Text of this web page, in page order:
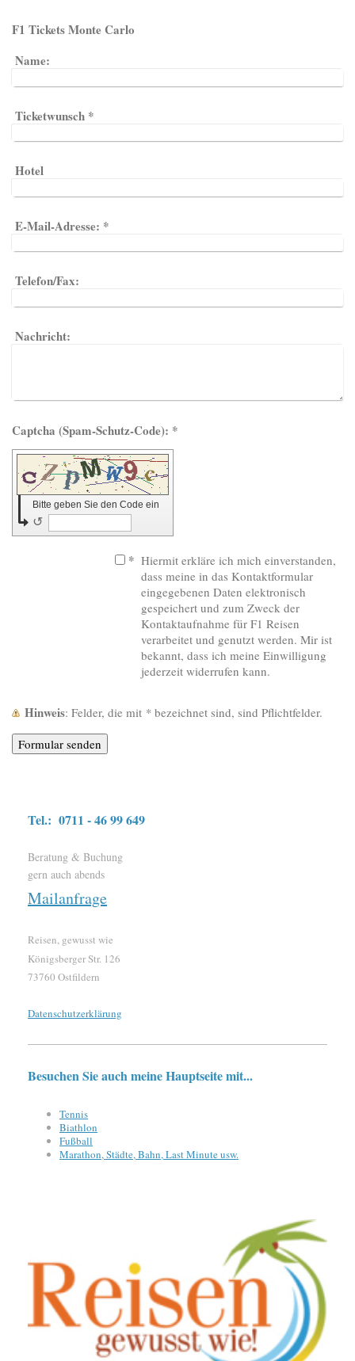
F1 Tickets Monte Carlo
Name:
Ticketwunsch *
Hotel
E-Mail-Adresse: *
Telefon/Fax:
Nachricht:
Captcha (Spam-Schutz-Code): *
Bitte geben Sie den Code ein
↺
* Hiermit erkläre ich mich einverstanden,
dass meine in das Kontaktformular
eingegebenen Daten elektronisch
gespeichert und zum Zweck der
Kontaktaufnahme für F1 Reisen
verarbeitet und genutzt werden. Mir ist
bekannt, dass ich meine Einwilligung
jederzeit widerrufen kann.
Hinweis : Felder, die mit * bezeichnet sind, sind Pflichtfelder.
Tel.: 0711 - 46 99 649
Beratung & Buchung
gern auch abends
Mailanfrage
Reisen, gewusst wie
Königsberger Str. 126
73760 Ostfildern
Datenschutzerklärung
Besuchen Sie auch meine Hauptseite mit...
Tennis
Biathlon
Fußball
Marathon, Städte, Bahn, Last Minute usw.